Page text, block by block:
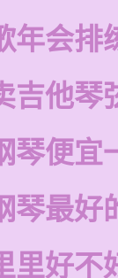
年会排
吉他琴
琴便宜
琴最好
里好不